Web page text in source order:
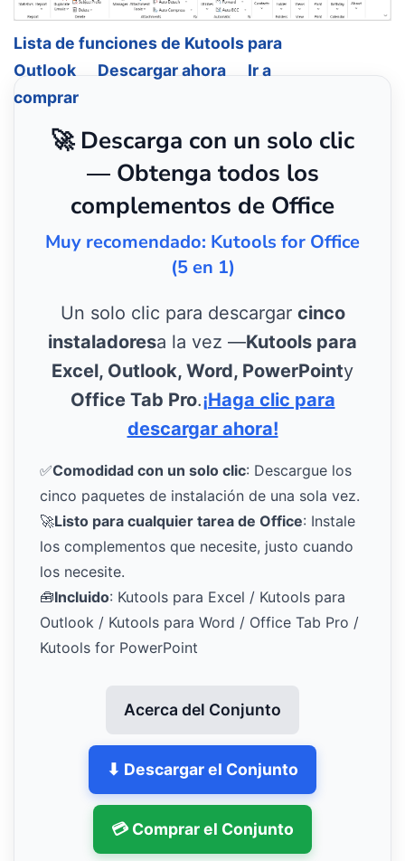
Lista de funciones de Kutools para
Outlook
Descargar ahora
Ir a
comprar
🚀 Descarga con un solo clic
— Obtenga todos los
complementos de Office
Muy recomendado: Kutools for Office
(5 en 1)
Un solo clic para descargar cinco
instaladoresa la vez —Kutools para
Excel, Outlook, Word, PowerPointy
Office Tab Pro.¡Haga clic para
descargar ahora!
✅Comodidad con un solo clic: Descargue los
cinco paquetes de instalación de una sola vez.
🚀Listo para cualquier tarea de Office: Instale
los complementos que necesite, justo cuando
los necesite.
🧰Incluido: Kutools para Excel / Kutools para
Outlook / Kutools para Word / Office Tab Pro /
Kutools for PowerPoint
Acerca del Conjunto
⬇ Descargar el Conjunto
💳 Comprar el Conjunto